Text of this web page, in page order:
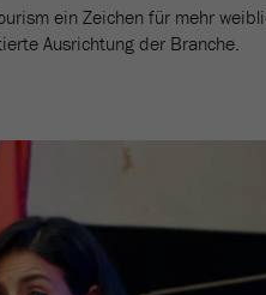
ein Zeichen für mehr
Ausrichtung der Branche.